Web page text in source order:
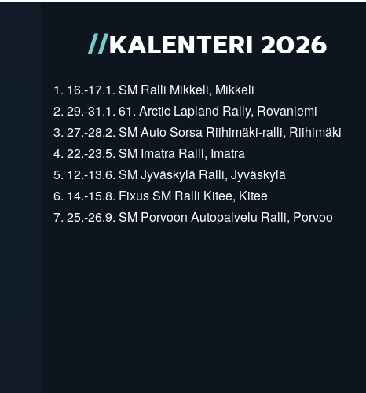
KALENTERI 2026
1. 16.-17.1. SM Ralli Mikkeli, Mikkeli
2. 29.-31.1. 61. Arctic Lapland Rally, Rovaniemi
3. 27.-28.2. SM Auto Sorsa Riihimäki-ralli, Riihimäki
4. 22.-23.5. SM Imatra Ralli, Imatra
5. 12.-13.6. SM Jyväskylä Ralli, Jyväskylä
6. 14.-15.8. Fixus SM Ralli Kitee, Kitee
7. 25.-26.9. SM Porvoon Autopalvelu Ralli, Porvoo